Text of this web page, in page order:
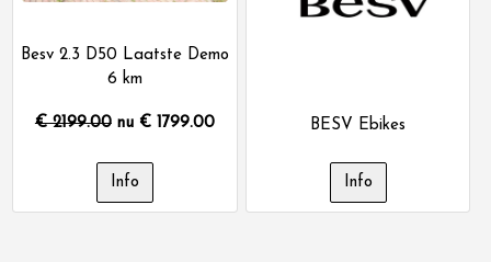
Besv 2.3 D50 Laatste Demo
6 km
€ 2199.00nu € 1799.00 BESV Ebikes